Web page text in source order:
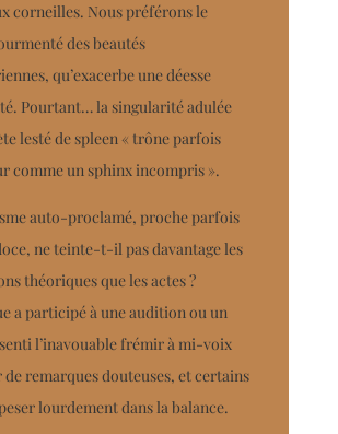
corneilles. Nous préférons le
des beautés
qu’exacerbe une déesse
Pourtant… la singularité adulée
lesté de spleen« trône parfois
comme un sphinx incompris ».
auto-proclamé, proche parfois
ne teinte-t-il pas davantage les
théoriques que les actes ?
a participé à une audition ou un
l’inavouable frémir à mi-voix
remarques douteuses, et certains
lourdement dans la balance.